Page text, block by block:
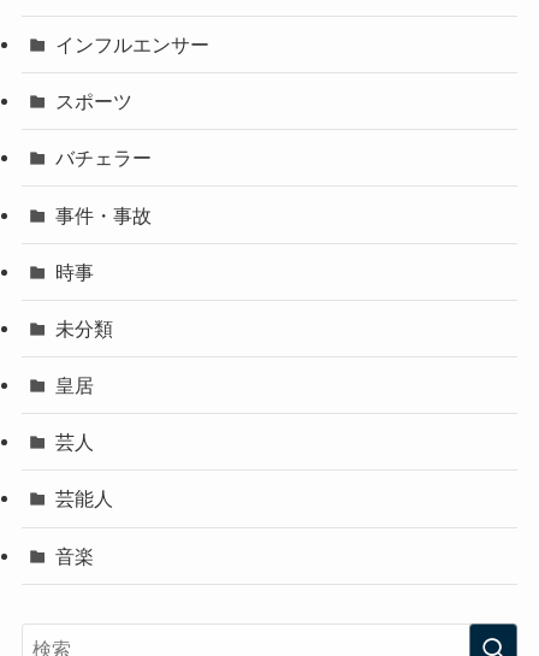
インフルエンサー
スポーツ
バチェラー
事件・事故
時事
未分類
皇居
芸人
芸能人
音楽